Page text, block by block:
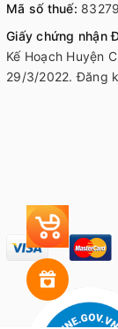
Mã số thuế:
Giấy chứng nhận
Kế Hoạch Huyện
29/3/2022. Đăng